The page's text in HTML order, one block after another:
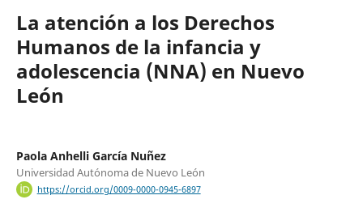
La atención a los Derechos
Humanos de la infancia y
adolescencia (NNA) en Nuevo
León
Paola Anhelli García Nuñez
Universidad Autónoma de Nuevo León
https://orcid.org/0009-0000-0945-6897